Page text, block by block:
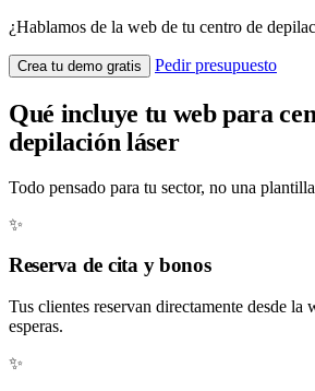
¿Hablamos de la web de tu centro de
Crea tu demo gratis Pedir presupuesto
Qué incluye tu web para
depilación láser
Todo pensado para tu sector, no una
✨
Reserva de cita y bonos
Tus clientes reservan directamente desde la
esperas.
✨